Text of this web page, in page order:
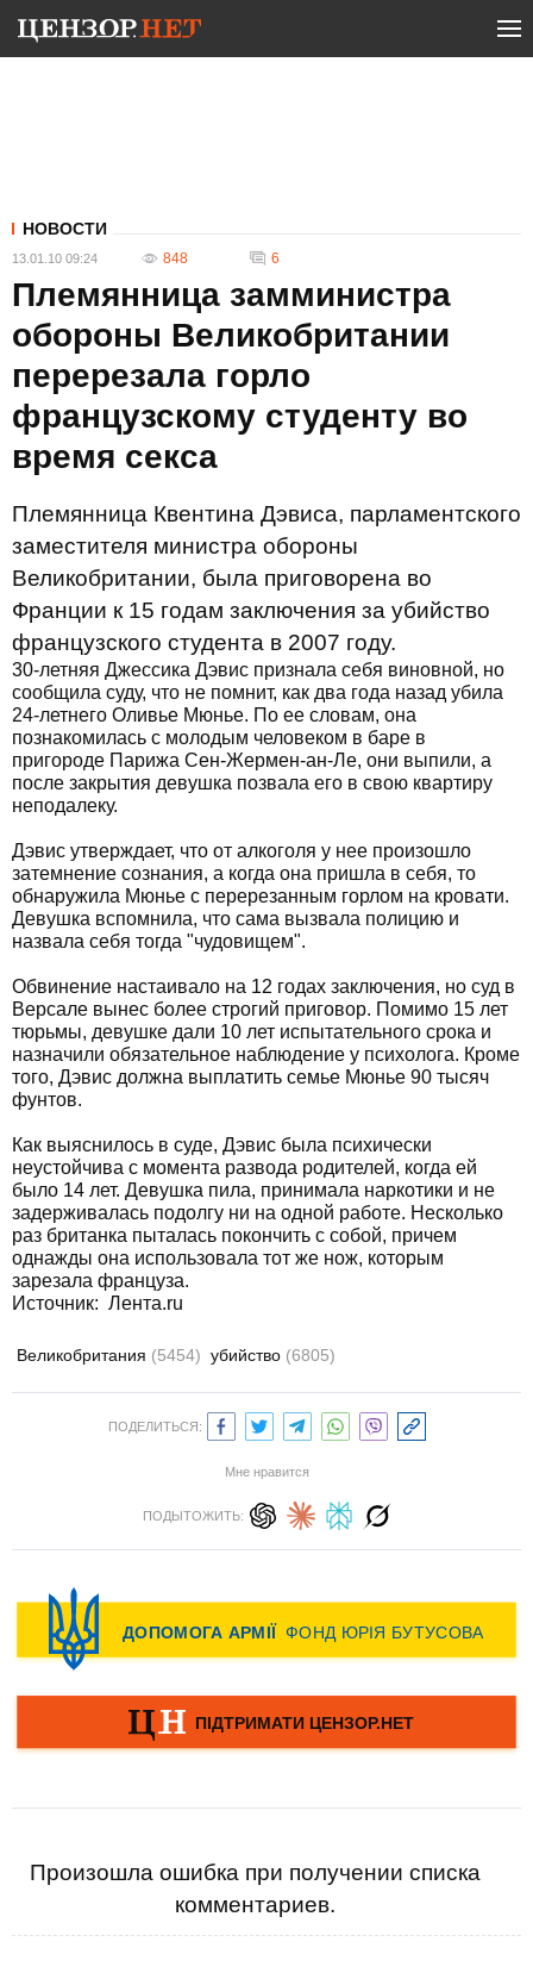
НОВОСТИ
13.01.10 09:24 848 6
Племянница замминистра
обороны Великобритании
перерезала горло
французскому студенту во
время секса
Племянница Квентина Дэвиса, парламентского
заместителя министра обороны
Великобритании, была приговорена во
Франции к 15 годам заключения за убийство
французского студента в 2007 году.
30-летняя Джессика Дэвис признала себя виновной, но
сообщила суду, что не помнит, как два года назад убила
24-летнего Оливье Мюнье. По ее словам, она
познакомилась с молодым человеком в баре в
пригороде Парижа Сен-Жермен-ан-Ле, они выпили, а
после закрытия девушка позвала его в свою квартиру
неподалеку.
Дэвис утверждает, что от алкоголя у нее произошло
затемнение сознания, а когда она пришла в себя, то
обнаружила Мюнье с перерезанным горлом на кровати.
Девушка вспомнила, что сама вызвала полицию и
назвала себя тогда "чудовищем".
Обвинение настаивало на 12 годах заключения, но суд в
Версале вынес более строгий приговор. Помимо 15 лет
тюрьмы, девушке дали 10 лет испытательного срока и
назначили обязательное наблюдение у психолога. Кроме
того, Дэвис должна выплатить семье Мюнье 90 тысяч
фунтов.
Как выяснилось в суде, Дэвис была психически
неустойчива с момента развода родителей, когда ей
было 14 лет. Девушка пила, принимала наркотики и не
задерживалась подолгу ни на одной работе. Несколько
раз британка пыталась покончить с собой, причем
однажды она использовала тот же нож, которым
зарезала француза.
Источник: Лента.ru
Великобритания (5454) убийство (6805)
ПОДЕЛИТЬСЯ:
Мне нравится
ПОДЫТОЖИТЬ:
Произошла ошибка при получении списка
комментариев.